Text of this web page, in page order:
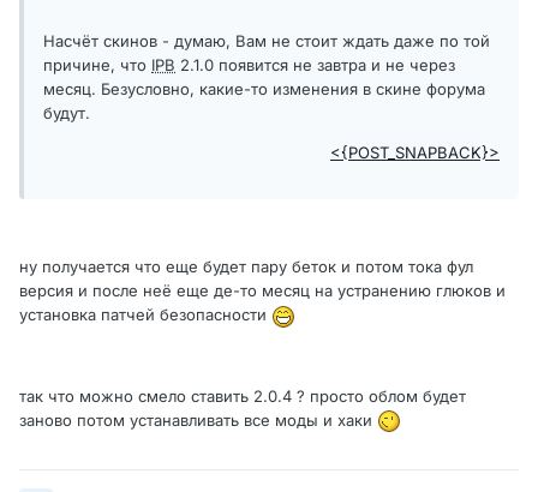
Насчёт скинов - думаю, Вам не стоит ждать даже по той
причине, что IPB 2.1.0 появится не завтра и не через
месяц. Безусловно, какие-то изменения в скине форума
будут.
<{POST_SNAPBACK}>
ну получается что еще будет пару беток и потом тока фул
версия и после неё еще де-то месяц на устранению глюков и
установка патчей безопасности
так что можно смело ставить 2.0.4 ? просто облом будет
заново потом устанавливать все моды и хаки